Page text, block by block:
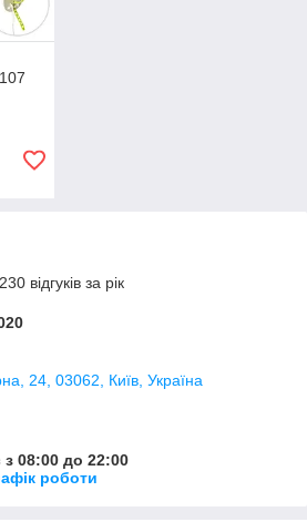
відгуків за рік
24, 03062, Київ, Україна
08:00 до 22:00
роботи